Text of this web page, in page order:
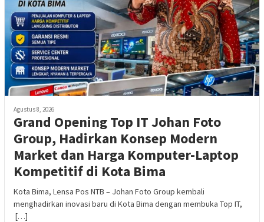
Agustus 8, 2026
Grand Opening Top IT Johan Foto
Group, Hadirkan Konsep Modern
Market dan Harga Komputer-Laptop
Kompetitif di Kota Bima
Kota Bima, Lensa Pos NTB – Johan Foto Group kembali
menghadirkan inovasi baru di Kota Bima dengan membuka Top IT,
[…]